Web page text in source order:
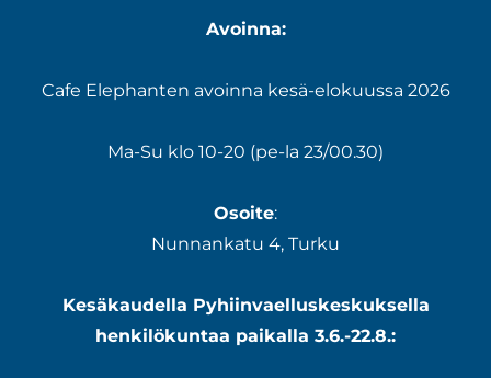
Avoinna:
Cafe Elephanten avoinna kesä-elokuussa 2026
Ma-Su klo 10-20 (pe-la 23/00.30)
Osoite:
Nunnankatu 4, Turku
Kesäkaudella Pyhiinvaelluskeskuksella
henkilökuntaa paikalla 3.6.-22.8.: